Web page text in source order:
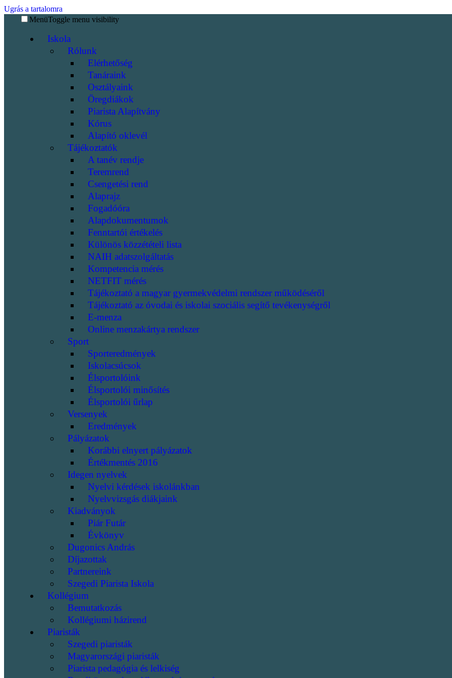
Ugrás a tartalomra
MenüToggle menu visibility
Iskola
Rólunk
Elérhetőség
Tanáraink
Osztályaink
Öregdiákok
Piarista Alapítvány
Kórus
Alapító oklevél
Tájékoztatók
A tanév rendje
Teremrend
Csengetési rend
Alaprajz
Fogadóóra
Alapdokumentumok
Fenntartói értékelés
Különös közzétételi lista
NAIH adatszolgáltatás
Kompetencia mérés
NETFIT mérés
Tájékoztató a magyar gyermekvédelmi rendszer működéséről
Tájékoztató az óvodai és iskolai szociális segítő tevékenységről
E-menza
Online menzakártya rendszer
Sport
Sporteredmények
Iskolacsúcsok
Élsportolóink
Élsportolói minősítés
Élsportolói űrlap
Versenyek
Eredmények
Pályázatok
Korábbi elnyert pályázatok
Értékmentés 2016
Idegen nyelvek
Nyelvi kérdések iskolánkban
Nyelvvizsgás diákjaink
Kiadványok
Piár Futár
Évkönyv
Dugonics András
Díjazottak
Partnereink
Szegedi Piarista Iskola
Kollégium
Bemutatkozás
Kollégiumi házirend
Piaristák
Szegedi piaristák
Magyarországi piaristák
Piarista pedagógia és lelkiség